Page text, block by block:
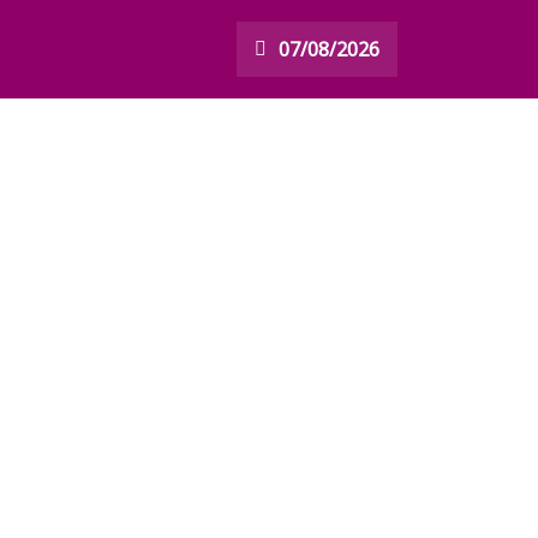
വേണം’; വിവാഹമോചനം അനുവദിച്ച്07/08/2026